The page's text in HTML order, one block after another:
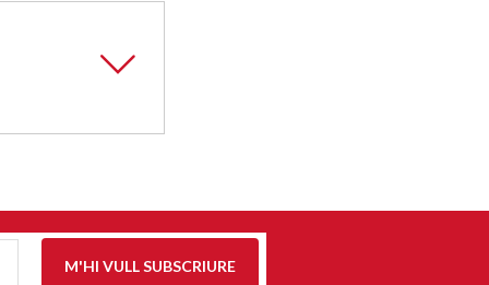
M'HI VULL SUBSCRIURE